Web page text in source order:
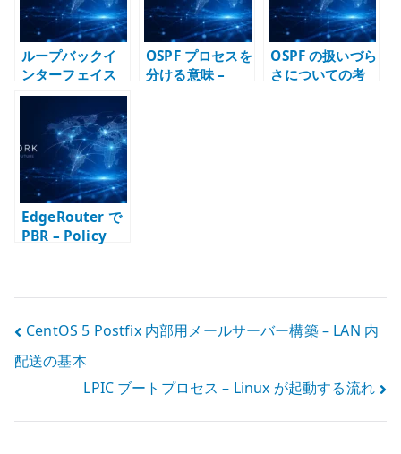
ループバックイ
ンターフェイス
とは何か – ルー
ター設計で実イ
ンターフェイス
の IP だけを使う
べきではない理
OSPF プロセスを
分ける意味 –
OSPF の扱いづら
さについての考
EdgeRouter で
PBR – Policy
投
稿
CentOS 5 Postfix 内部用メールサーバー構築 – LAN 内
配送の基本
LPIC ブートプロセス – Linux が起動する流れ